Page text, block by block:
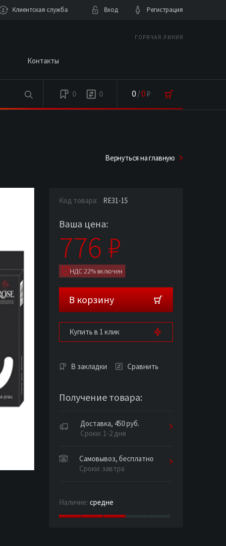
Клиентская служба Вход Регистрация
Контакты
ГОРЯЧАЯ ЛИНИЯ
0 0 0/0₽
Вернуться на главную
Код товара: RE31-15
Ваша цена:
776 ₽
НДС 22% включен
В корзину
Купить в 1 клик
В закладки Сравнить
Получение товара:
Доставка, 450 руб.
Сроки: 1-2 дня
Самовывоз, бесплатно
Сроки: завтра
Наличие: средне